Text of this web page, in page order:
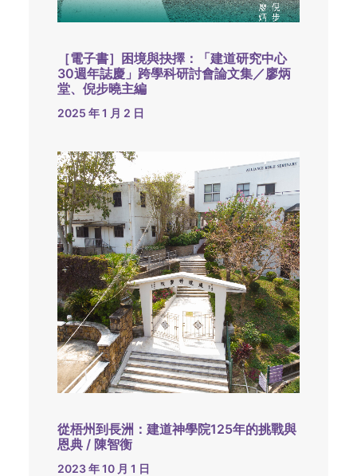
［電子書］困境與抉擇：「建道研究中心
30週年誌慶」跨學科研討會論文集／廖炳
堂、倪步曉主編
2025 年 1 月 2 日
從梧州到長洲：建道神學院125年的挑戰與
恩典 / 陳智衡
2023 年 10 月 1 日